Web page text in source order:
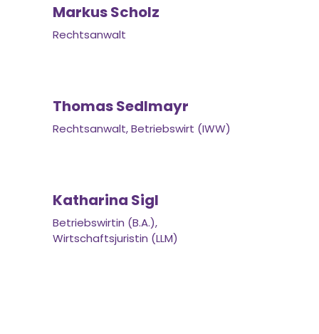
Markus Scholz
Rechtsanwalt
Thomas Sedlmayr
Rechtsanwalt, Betriebswirt (IWW)
Katharina Sigl
Betriebswirtin (B.A.),
Wirtschaftsjuristin (LLM)